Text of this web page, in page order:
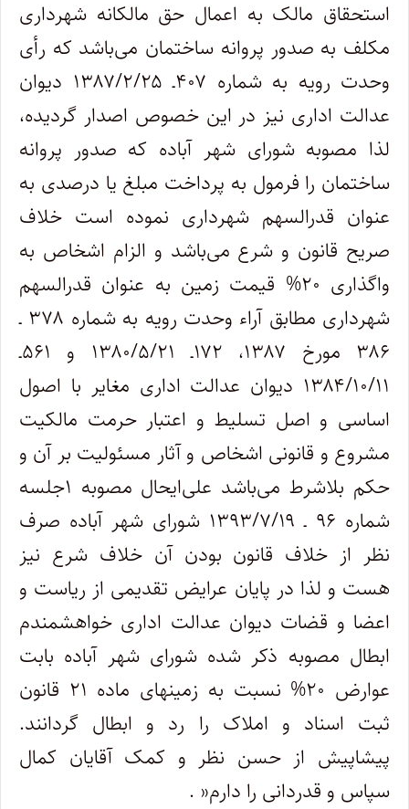
استحقاق مالک به اعمال حق مالکانه شهرداری
مکلف به صدور پروانه ساختمان می‌باشد که رأی
وحدت رویه به شماره ۴۰۷ـ ۱۳۸۷/۲/۲۵ دیوان
عدالت اداری نیز در این خصوص اصدار گردیده،
لذا مصوبه شورای شهر آباده که صدور پروانه
ساختمان را فرمول به پرداخت مبلغ یا درصدی به
عنوان قدرالسهم شهرداری نموده است خلاف
صریح قانون و شرع می‌باشد و الزام اشخاص به
واگذاری ۲۰% قیمت زمین به عنوان قدرالسهم
شهرداری مطابق آراء وحدت رویه به شماره ۳۷۸ ـ
۳۸۶ مورخ ۱۳۸۷، ۱۷۲ـ ۱۳۸۰/۵/۲۱ و ۵۶۱ـ
۱۳۸۴/۱۰/۱۱ دیوان عدالت اداری مغایر با اصول
اساسی و اصل تسلیط و اعتبار حرمت مالکیت
مشروع و قانونی اشخاص و آثار مسئولیت بر آن و
حکم بلاشرط می‌باشد علی‌ایحال مصوبه ۱جلسه
شماره ۹۶ ـ ۱۳۹۳/۷/۱۹ شورای شهر آباده صرف
نظر از خلاف قانون بودن آن خلاف شرع نیز
هست و لذا در پایان عرایض تقدیمی از ریاست و
اعضا و قضات دیوان عدالت اداری خواهشمندم
ابطال مصوبه ذکر شده شورای شهر آباده بابت
عوارض ۲۰% نسبت به زمینهای ماده ۲۱ قانون
ثبت اسناد و املاک را رد و ابطال گردانند.
پیشاپیش از حسن نظر و کمک آقایان کمال
سپاس و قدردانی را دارم. »